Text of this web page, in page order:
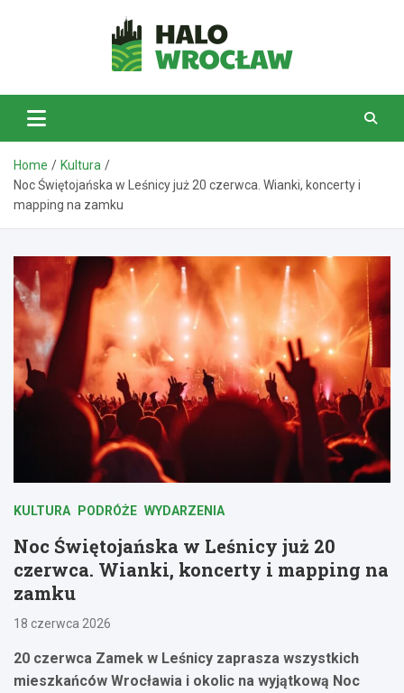
HaloWrocław.pl
Home
Kultura
Noc Świętojańska w Leśnicy już 20 czerwca. Wianki, koncerty i
mapping na zamku
KULTURA PODRÓŻE WYDARZENIA
Noc Świętojańska w Leśnicy już 20
czerwca. Wianki, koncerty i mapping na
zamku
18 czerwca 2026
20 czerwca Zamek w Leśnicy zaprasza wszystkich
mieszkańców Wrocławia i okolic na wyjątkową Noc